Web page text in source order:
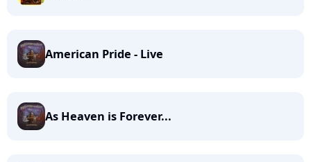
American Pride - Live
As Heaven is Forever...